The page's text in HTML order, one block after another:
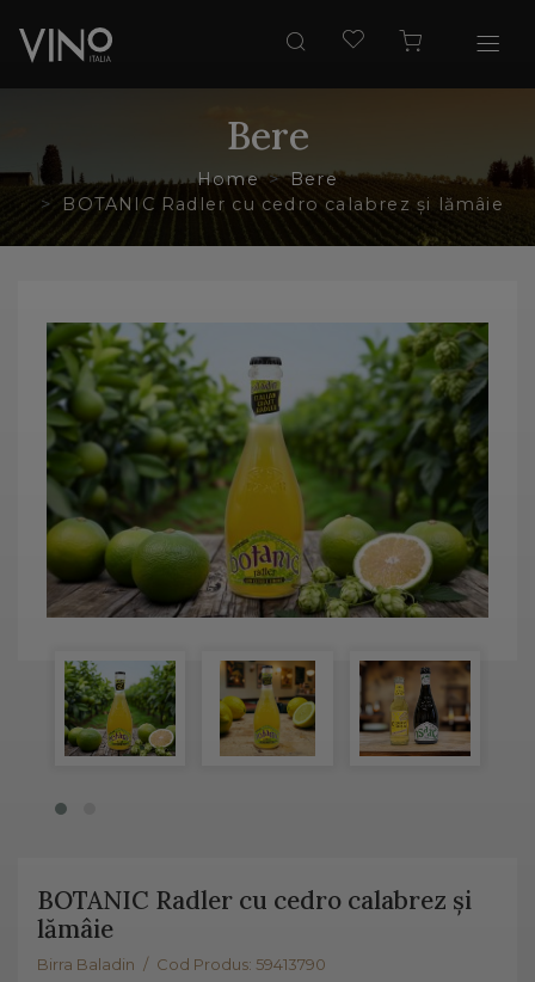
Bere
Home
Bere
BOTANIC Radler cu cedro calabrez și lămâie
BOTANIC Radler cu cedro calabrez și
lămâie
Birra Baladin / Cod Produs: 59413790